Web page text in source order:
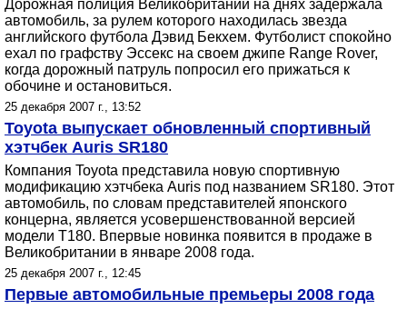
Дорожная полиция Великобритании на днях задержала
автомобиль, за рулем которого находилась звезда
английского футбола Дэвид Бекхем. Футболист спокойно
ехал по графству Эссекс на своем джипе Range Rover,
когда дорожный патруль попросил его прижаться к
обочине и остановиться.
25 декабря 2007 г., 13:52
Toyota выпускает обновленный спортивный
хэтчбек Auris SR180
Компания Toyota представила новую спортивную
модификацию хэтчбека Auris под названием SR180. Этот
автомобиль, по словам представителей японского
концерна, является усовершенствованной версией
модели T180. Впервые новинка появится в продаже в
Великобритании в январе 2008 года.
25 декабря 2007 г., 12:45
Первые автомобильные премьеры 2008 года